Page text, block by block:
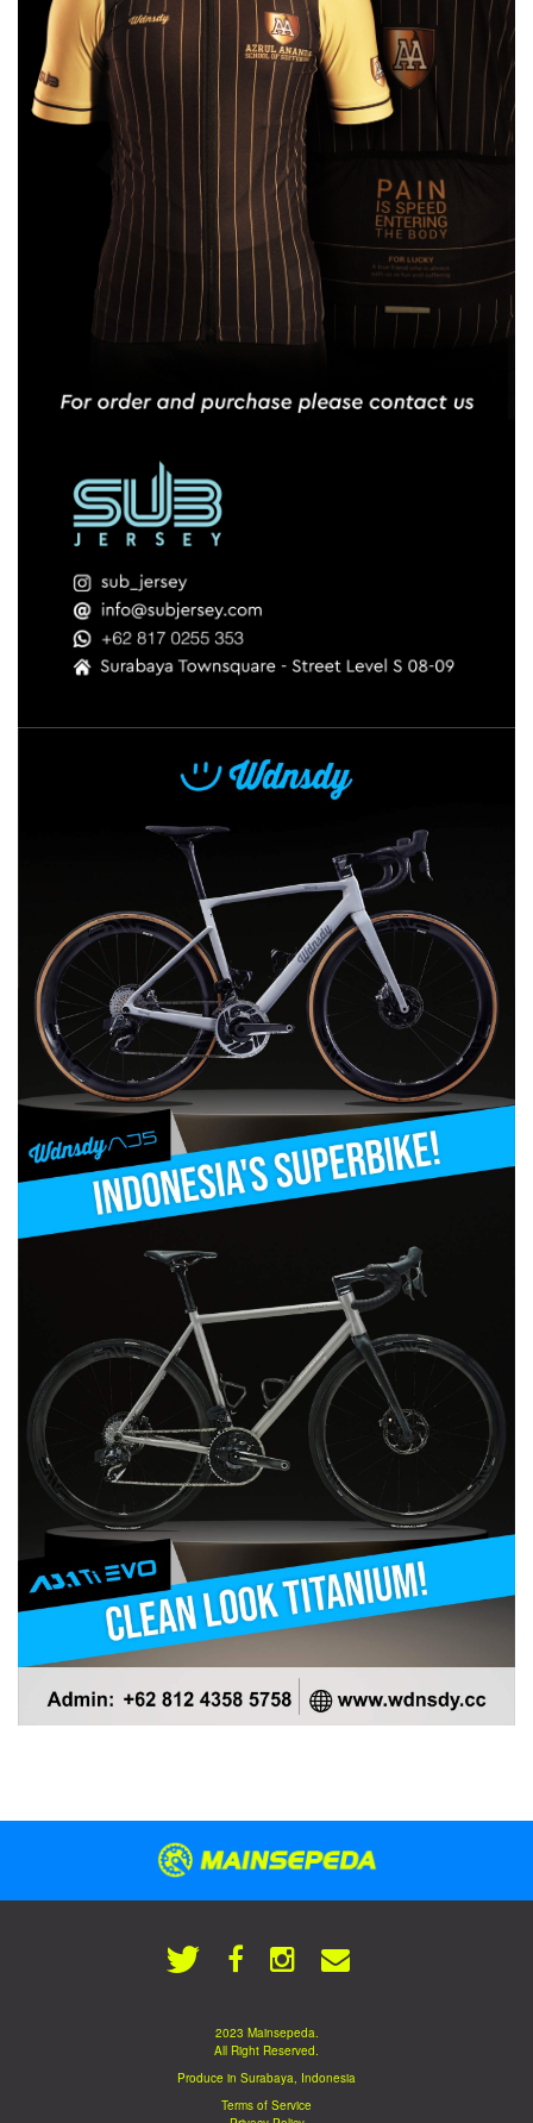
2023 Mainsepeda.
All Right Reserved.
Produce in Surabaya, Indonesia
Terms of Service